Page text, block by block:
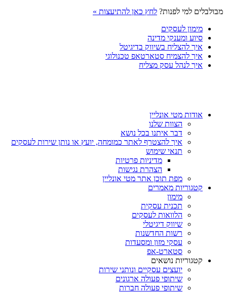
מבולבלים למי לפנות? לחץ כאן להתיעצות »
מימון לעסקים
סיוע ומענקי מדינה
איך להצליח בשיווק בדיגיטל
איך להצמיח סטארטאפ טכנולוגי
איך לנהל עסק מצליח
אודות מטי אונליין
הצוות שלנו
דבר איתנו בכל נושא
איך להצטרף לאתר כמומחה, יועץ או נותן שירות לעסקים
תנאי שימוש
מדיניות פרטיות
הצהרת נגישות
מפת תוכן אתר מטי אונליין
קטגוריות מאמרים
מימון
תכנית עסקית
הלוואות לעסקים
שיווק דיגיטלי
רשות החדשנות
עסקי מזון ומסעדות
סטארט-אפ
קטגוריות נושאים
יועצים עסקיים ונותני שירות
שיתופי פעולה ארגונים
שיתופי פעולה חברות